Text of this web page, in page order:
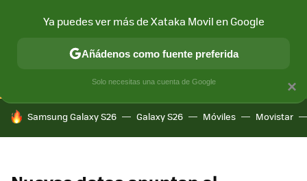
CONECTIVIDAD MÓVIL Y SOCIEDAD APLICACIONES
HOY SE HABLA DE
Samsung Galaxy S26 Galaxy S26 Móviles Movistar
×
Ya puedes ver más de Xataka Movil en Google
Añádenos como fuente preferida
Solo necesitas una cuenta de Google